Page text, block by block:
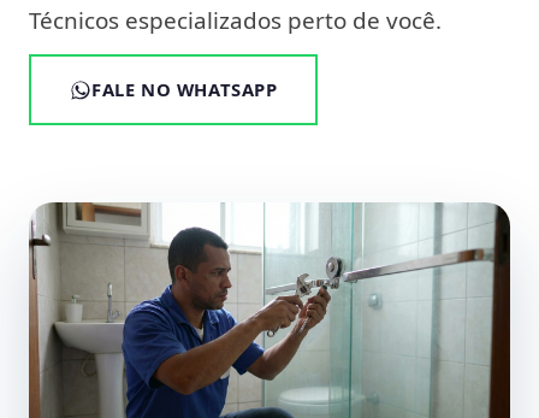
Técnicos especializados perto de você.
FALE NO WHATSAPP